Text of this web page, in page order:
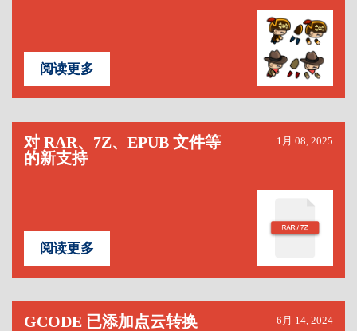
阅读更多
对 RAR、7Z、EPUB 文件等
的新支持
1月 08, 2025
阅读更多
GCODE 已添加点云转换 6月 14, 2024